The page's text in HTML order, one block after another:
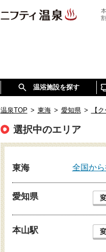
温浴施設を探す
温泉TOP > 東海 > 愛知県 > 【
選択中のエリア
東海 全国か
愛知県
本山駅